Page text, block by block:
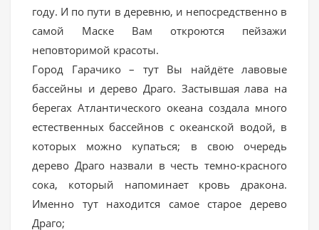
году. И по пути в деревню, и непосредственно в
самой Маске Вам откроются пейзажи
неповторимой красоты.
Город Гарачико – тут Вы найдёте лавовые
бассейны и дерево Драго. Застывшая лава на
берегах Атлантического океана создала много
естественных бассейнов с океанской водой, в
которых можно купаться; в свою очередь
дерево Драго назвали в честь темно-красного
сока, который напоминает кровь дракона.
Именно тут находится самое старое дерево
Драго;